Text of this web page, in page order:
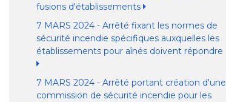
fusions d'établissements
7 MARS 2024 - Arrêté fixant les normes de
sécurité incendie spécifiques auxquelles les
établissements pour aînés doivent répondre
7 MARS 2024 - Arrêté portant création d'une
commission de sécurité incendie pour les